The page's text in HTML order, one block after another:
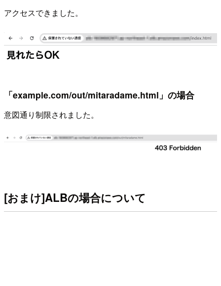
アクセスできました。
「example.com/out/mitaradame.html」の場合
意図通り制限されました。
[おまけ]ALBの場合について